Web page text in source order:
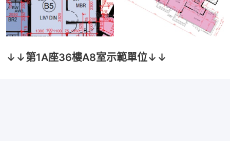
↓↓第1A座36樓A8室示範單位↓↓